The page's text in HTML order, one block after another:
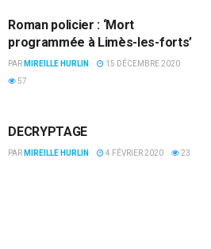
Roman policier : ‘Mort
programmée à Limès-les-forts’
PAR MIREILLE HURLIN
15 DÉCEMBRE 2020
57
DECRYPTAGE
PAR MIREILLE HURLIN 4 FÉVRIER 2020 23